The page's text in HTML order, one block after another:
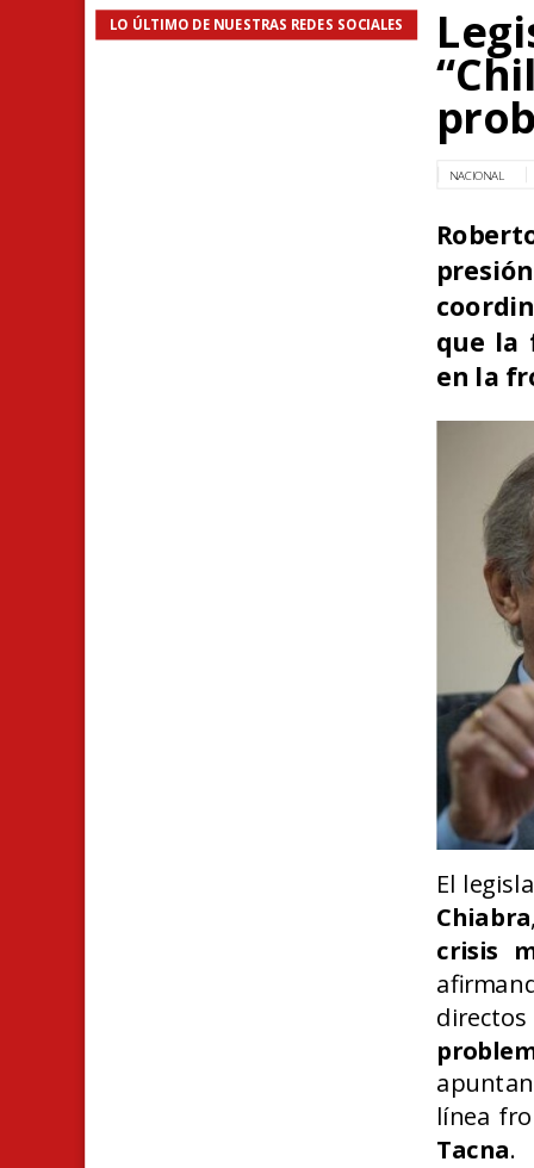
LO ÚLTIMO DE NUESTRAS REDES SOCIALES
NACIONAL
que la
en la
El
Chiabra
crisis
línea
Tacna.